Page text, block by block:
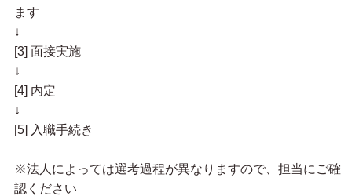
ます
↓
[3] 面接実施
↓
[4] 内定
↓
[5] 入職手続き
※法人によっては選考過程が異なりますので、担当にご確
認ください